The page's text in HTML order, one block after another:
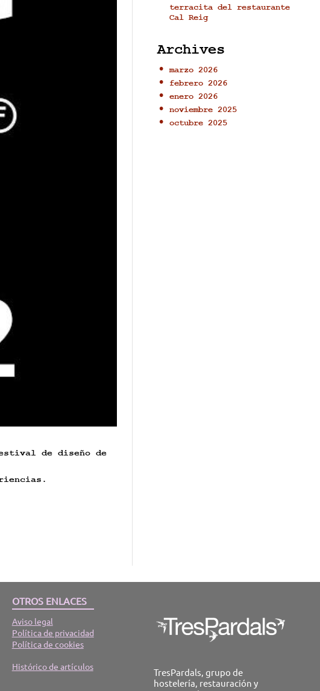
de diseño de
terracita del restaurante
Cal Reig
Archives
marzo 2026
febrero 2026
enero 2026
noviembre 2025
octubre 2025
OTROS ENLACES
Aviso legal
Política de privacidad
Política de cookies
Histórico de artículos
TresPardals, grupo de
hostelería, restauración y